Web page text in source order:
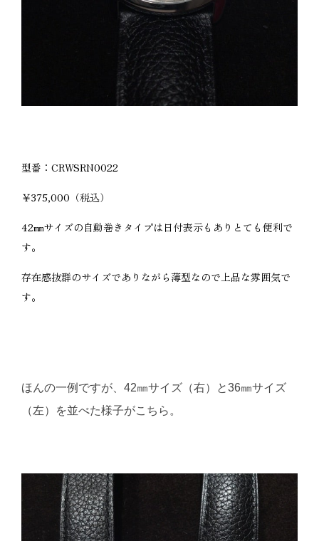
型番：CRWSRN0022
￥375,000（税込）
42㎜サイズの自動巻きタイプは日付表示もありとても便利で
す。
存在感抜群のサイズでありながら薄型なので上品な雰囲気で
す。
ほんの一例ですが、42㎜サイズ（右）と36㎜サイズ
（左）を並べた様子がこちら。